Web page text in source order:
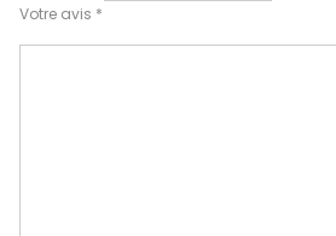
Votre avis *